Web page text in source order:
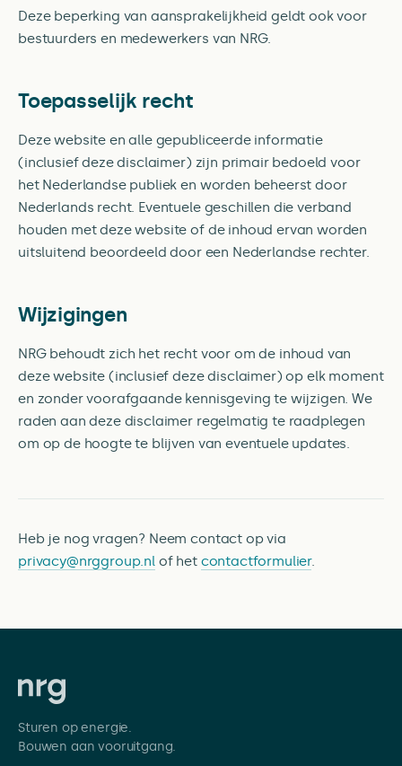
Deze beperking van aansprakelijkheid geldt ook voor
bestuurders en medewerkers van NRG.
Toepasselijk recht
Deze website en alle gepubliceerde informatie
(inclusief deze disclaimer) zijn primair bedoeld voor
het Nederlandse publiek en worden beheerst door
Nederlands recht. Eventuele geschillen die verband
houden met deze website of de inhoud ervan worden
uitsluitend beoordeeld door een Nederlandse rechter.
Wijzigingen
NRG behoudt zich het recht voor om de inhoud van
deze website (inclusief deze disclaimer) op elk moment
en zonder voorafgaande kennisgeving te wijzigen. We
raden aan deze disclaimer regelmatig te raadplegen
om op de hoogte te blijven van eventuele updates.
Heb je nog vragen? Neem contact op via
privacy@nrggroup.nlof het contactformulier.
Sturen op energie.
Bouwen aan vooruitgang.